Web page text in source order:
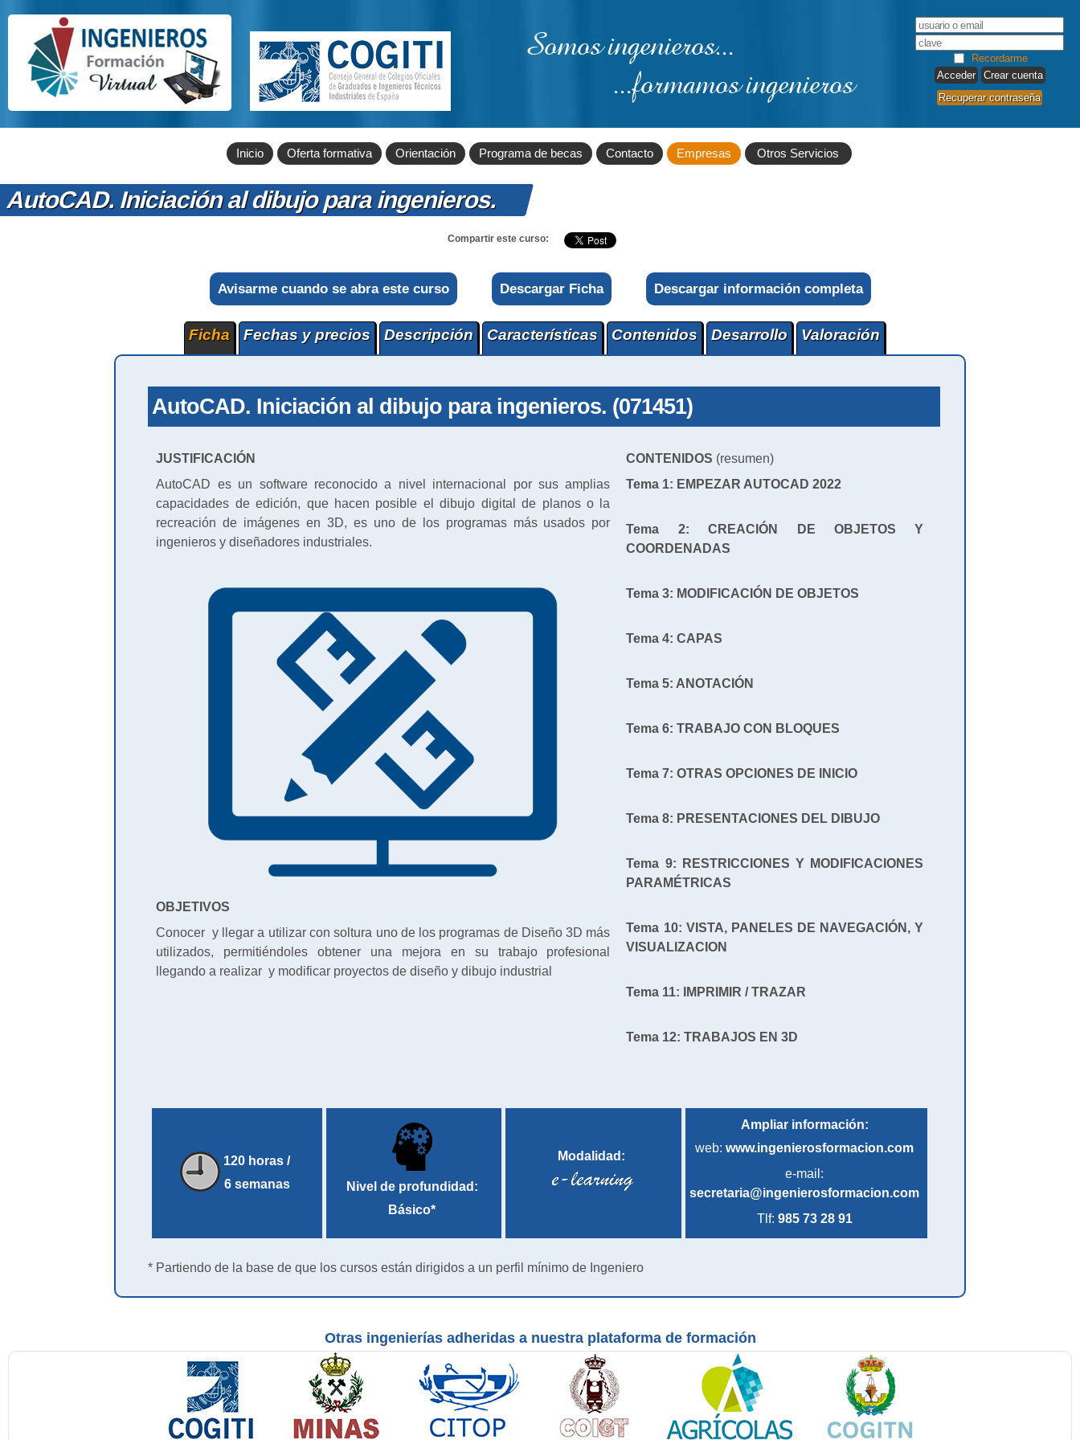
Somos ingenieros...
...formamos ingenieros
Recordarme
Crear cuenta
Recuperar contraseña
Inicio Oferta formativa Orientación Programa de becas Contacto Empresas Otros Servicios
AutoCAD. Iniciación al dibujo para ingenieros.
Compartir este curso:
Avisarme cuando se abra este curso Descargar Ficha Descargar información completa
Ficha Fechas y precios Descripción Características Contenidos Desarrollo Valoración
AutoCAD. Iniciación al dibujo para ingenieros. (071451)
JUSTIFICACIÓN
AutoCAD es un software reconocido a nivel internacional por sus amplias
capacidades de edición, que hacen posible el dibujo digital de planos o la
recreación de imágenes en 3D, es uno de los programas más usados por
ingenieros y diseñadores industriales.
OBJETIVOS
Conocer y llegar a utilizar con soltura uno de los programas de Diseño 3D más
utilizados, permitiéndoles obtener una mejora en su trabajo profesional
llegando a realizar y modificar proyectos de diseño y dibujo industrial
CONTENIDOS (resumen)
Tema 1: EMPEZAR AUTOCAD 2022
Tema 2: CREACIÓN DE OBJETOS Y
COORDENADAS
Tema 3: MODIFICACIÓN DE OBJETOS
Tema 4: CAPAS
Tema 5: ANOTACIÓN
Tema 6: TRABAJO CON BLOQUES
Tema 7: OTRAS OPCIONES DE INICIO
Tema 8: PRESENTACIONES DEL DIBUJO
Tema 9: RESTRICCIONES Y MODIFICACIONES
PARAMÉTRICAS
Tema 10: VISTA, PANELES DE NAVEGACIÓN, Y
VISUALIZACION
Tema 11: IMPRIMIR / TRAZAR
Tema 12: TRABAJOS EN 3D
120 horas /
6 semanas
Nivel de profundidad:
Básico*
Modalidad:
Ampliar información:
web:www.ingenierosformacion.com
e-mail:
secretaria@ingenierosformacion.com
Tlf: 985 73 28 91
* Partiendo de la base de que los cursos están dirigidos a un perfil mínimo de Ingeniero
Otras ingenierías adheridas a nuestra plataforma de formación